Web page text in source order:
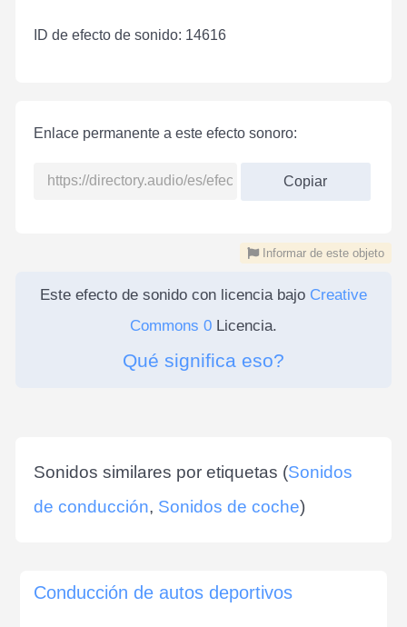
ID de efecto de sonido: 14616
Enlace permanente a este efecto sonoro:
Copiar
Informar de este objeto
Este efecto de sonido con licencia bajo Creative
Commons 0 Licencia.
Qué significa eso?
Sonidos similares por etiquetas (Sonidos
de conducción, Sonidos de coche)
Conducción de autos deportivos